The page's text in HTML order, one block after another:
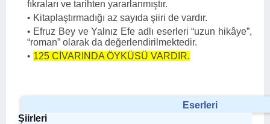
fıkraları ve tarihten yararlanmıştır.
Kitaplaştırmadığı az sayıda şiiri de vardır.
Efruz Bey ve Yalnız Efe adlı eserleri “uzun hikâye”,
“roman” olarak da değerlendirilmektedir.
125 CİVARINDA ÖYKÜSÜ VARDIR.
Eserleri
Şiirleri